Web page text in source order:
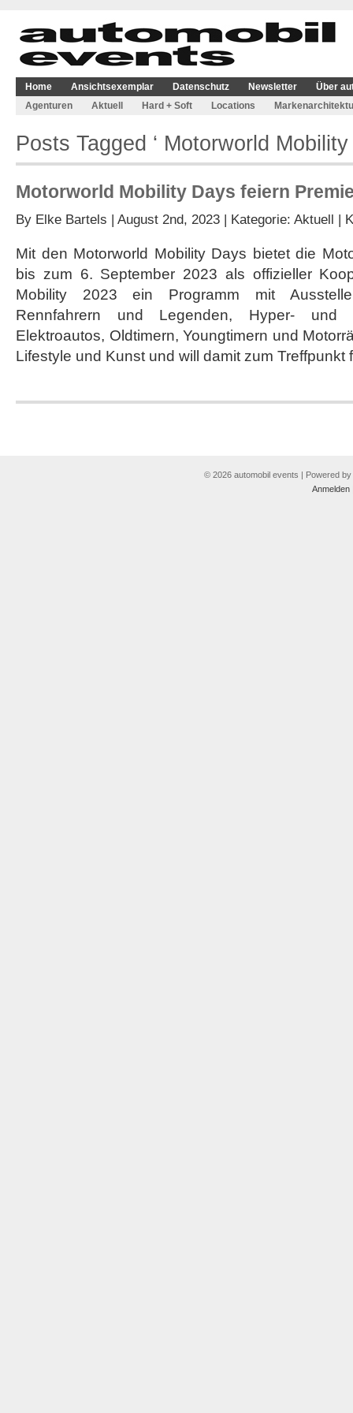
Home Ansichtsexemplar Datenschutz Newsletter
Über
Agenturen
Aktuell Hard + Soft Locations
Posts Tagged ‘ Motorworld Mobility
Motorworld Mobility Days feiern
By Elke Bartels | August 2nd, 2023 | Kategorie: Aktuell |
Mit den Motorworld Mobility Days bietet die
bis zum 6. September 2023 als offizieller
Mobility 2023 ein Programm mit
Rennfahrern und Legenden, Hyper- und
Elektroautos, Oldtimern, Youngtimern und
Lifestyle und Kunst und will damit zum
© 2026 automobil events | Powered by
Anmelden|